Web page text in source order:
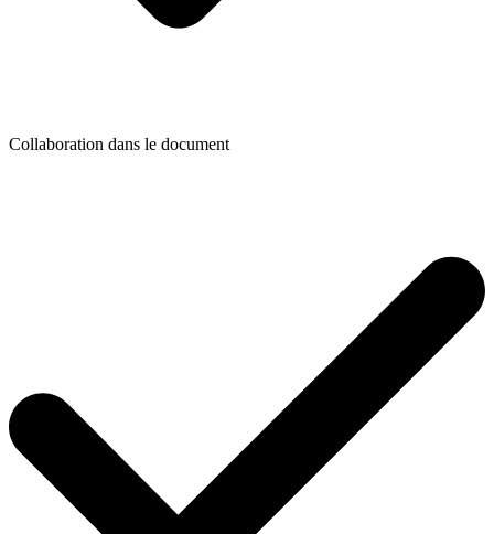
Collaboration dans le document